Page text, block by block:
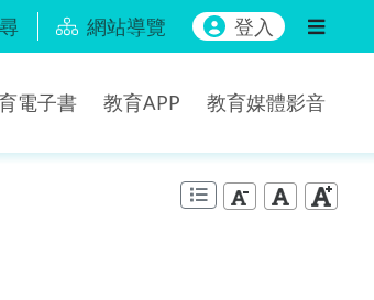
網站導覽 登入
電子書 教育APP 教育媒體影音